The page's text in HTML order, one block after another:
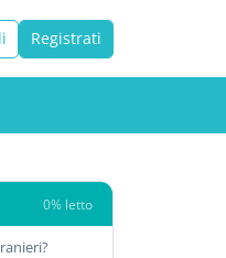
Registrati
0% letto